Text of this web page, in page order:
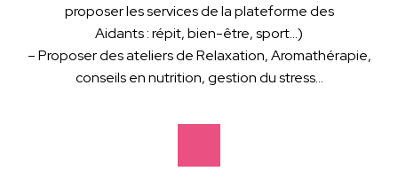
proposer les services de la plateforme des
Aidants : répit, bien-être, sport…)
– Proposer des ateliers de Relaxation, Aromathérapie,
conseils en nutrition, gestion du stress…